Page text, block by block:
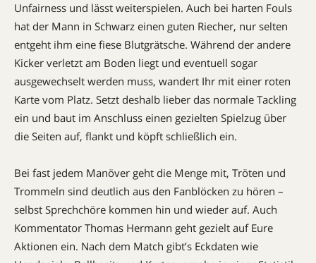
Unfairness und lässt weiterspielen. Auch bei harten Fouls
hat der Mann in Schwarz einen guten Riecher, nur selten
entgeht ihm eine fiese Blutgrätsche. Während der andere
Kicker verletzt am Boden liegt und eventuell sogar
ausgewechselt werden muss, wandert Ihr mit einer roten
Karte vom Platz. Setzt deshalb lieber das normale Tackling
ein und baut im Anschluss einen gezielten Spiel­zug über
die Seiten auf, flankt und köpft schließlich ein.
Bei fast jedem Manöver geht die Menge mit, Tröten und
Trommeln sind deutlich aus den Fanblöcken zu hören –
selbst Sprechchöre kommen hin und wieder auf. Auch
Kommen­tator Thomas Her­mann geht gezielt auf Eure
Aktionen ein. Nach dem Match gibt’s Eckdaten wie